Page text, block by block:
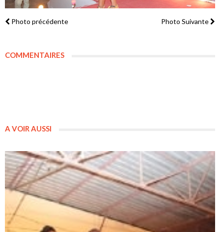
Photo précédente Photo Suivante
COMMENTAIRES
A VOIR AUSSI